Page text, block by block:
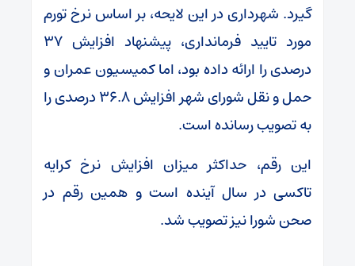
گیرد. شهرداری در این لایحه، بر اساس نرخ تورم
مورد تایید فرمانداری، پیشنهاد افزایش ۳۷
درصدی را ارائه داده بود، اما کمیسیون عمران و
حمل و نقل شورای شهر افزایش ۳۶.۸ درصدی را
به تصویب رسانده است.
این رقم، حداکثر میزان افزایش نرخ کرایه
تاکسی در سال آینده است و همین رقم در
صحن شورا نیز تصویب شد.